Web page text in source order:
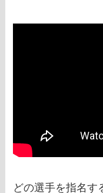
どの選手を指名す